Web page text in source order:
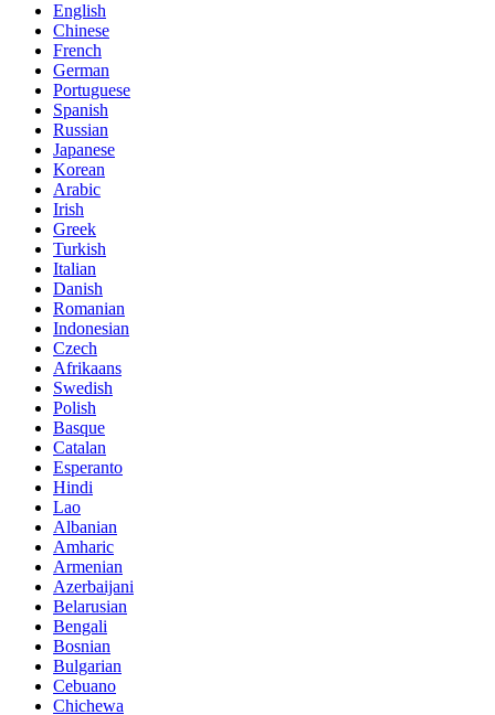
English
Chinese
French
German
Portuguese
Spanish
Russian
Japanese
Korean
Arabic
Irish
Greek
Turkish
Italian
Danish
Romanian
Indonesian
Czech
Afrikaans
Swedish
Polish
Basque
Catalan
Esperanto
Hindi
Lao
Albanian
Amharic
Armenian
Azerbaijani
Belarusian
Bengali
Bosnian
Bulgarian
Cebuano
Chichewa